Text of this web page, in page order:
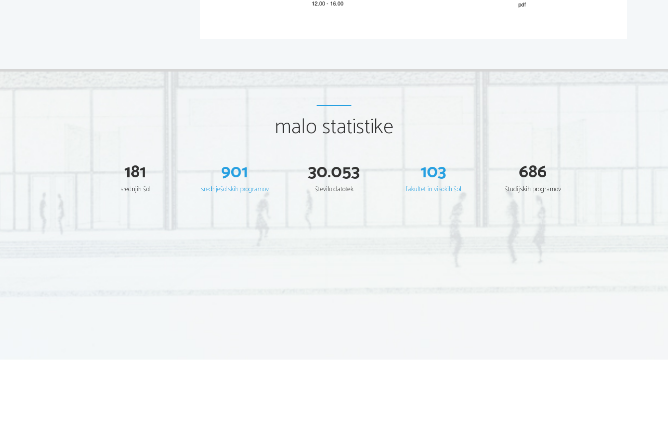
Moving to China.
2.     What made the author's middle child furious at breakfast?
malo statistike
181
srednjih šol
901
srednješolskih programov
30.053
število datotek
103
fakultet in visokih šol
686
študijskih programov